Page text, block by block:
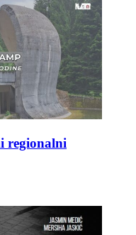
regionalni